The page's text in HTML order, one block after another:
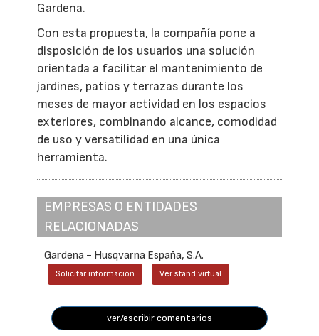
Gardena.
Con esta propuesta, la compañía pone a
disposición de los usuarios una solución
orientada a facilitar el mantenimiento de
jardines, patios y terrazas durante los
meses de mayor actividad en los espacios
exteriores, combinando alcance, comodidad
de uso y versatilidad en una única
herramienta.
EMPRESAS O ENTIDADES
RELACIONADAS
Gardena - Husqvarna España, S.A.
Solicitar información Ver stand virtual
ver/escribir comentarios